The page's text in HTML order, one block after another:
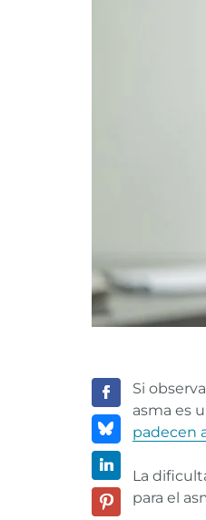
Si
asma es
padecen
La
para el